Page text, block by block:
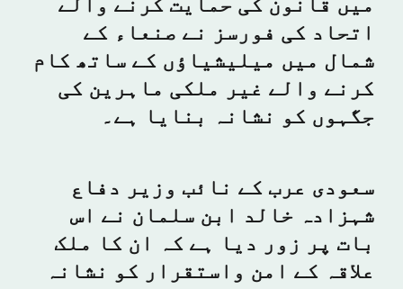
میں قانون کی حمایت کرنے والے
اتحاد کی فورسز نے صنعاء کے
شمال میں میلیشیاؤں کے ساتھ کام
کرنے والے غیر ملکی ماہرین کی
جگہوں کو نشانہ بنایا ہے۔
سعودی عرب کے نائب وزیر دفاع
شہزادہ خالد ابن سلمان نے اس
بات پر زور دیا ہے کہ ان کا ملک
علاقہ کے امن واستقرار کو نشانہ